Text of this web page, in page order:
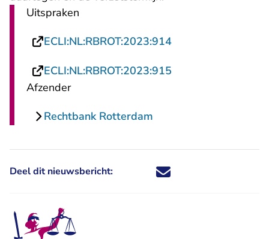
Uitspraken
ECLI:NL:RBROT:2023:914- U verlaat
ECLI:NL:RBROT:2023:915
Afzender
Rechtbank Rotterdam
Deel dit nieuwsbericht: Deel dit nieuwsbericht via X -
Deel dit nieuwsbericht via
Deel dit nieuwsbericht
Deel dit